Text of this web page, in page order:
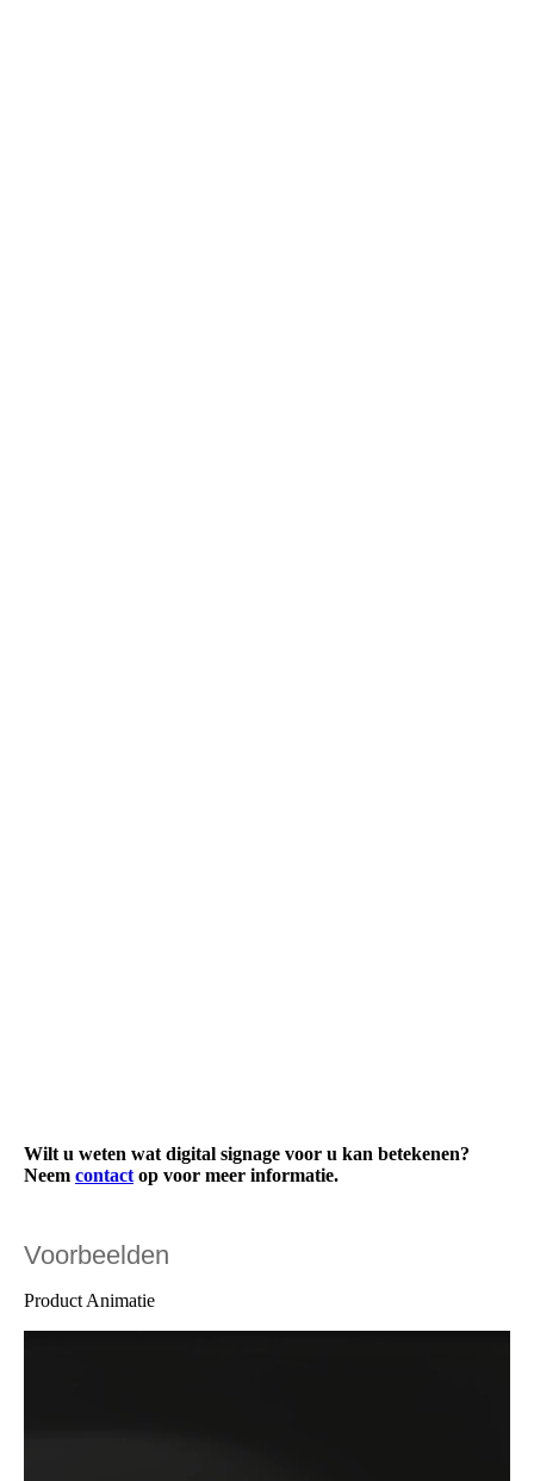
Wilt u weten wat digital signage voor u kan betekenen?
Neem contact op voor meer informatie.
Voorbeelden
Product Animatie